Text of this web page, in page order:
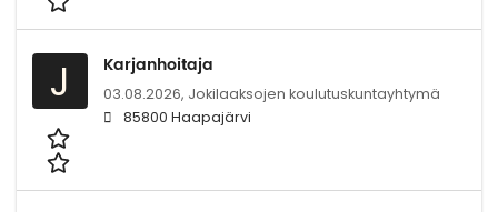
J Karjanhoitaja
03.08.2026, Jokilaaksojen koulutuskuntayhtymä
85800 Haapajärvi